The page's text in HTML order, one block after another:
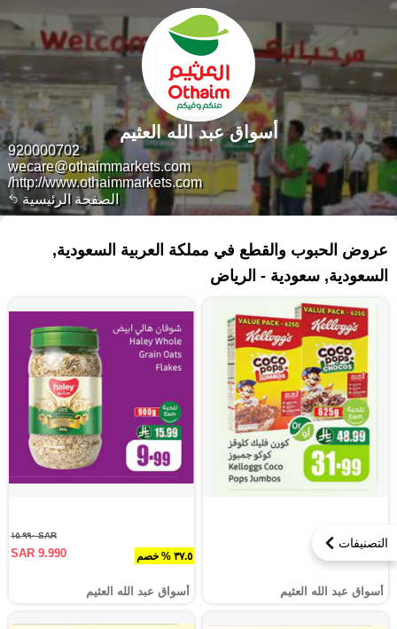
الصفحة الرئيسية
920000702
wecare@othaimmarkets.com
http://www.othaimmarkets.com/
أسواق عبد الله العثيم
التصنيفات
عروض الحبوب والقطع في مملكة العربية السعودية,
السعودية, سعودية - الرياض
أسواق عبد الله العثيم
٣٧.٥ % خصم
SAR ١٥.٩٩٠
SAR 9.990
أسواق عبد الله العثيم